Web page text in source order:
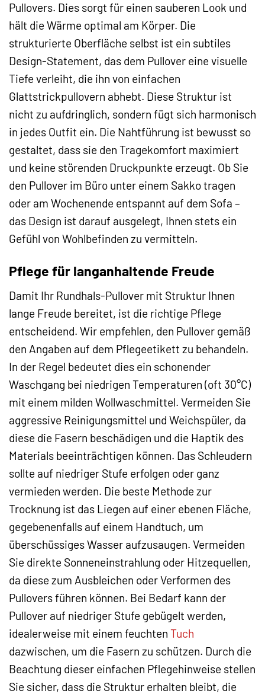
Pullovers. Dies sorgt für einen sauberen Look und
hält die Wärme optimal am Körper. Die
strukturierte Oberfläche selbst ist ein subtiles
Design-Statement, das dem Pullover eine visuelle
Tiefe verleiht, die ihn von einfachen
Glattstrickpullovern abhebt. Diese Struktur ist
nicht zu aufdringlich, sondern fügt sich harmonisch
in jedes Outfit ein. Die Nahtführung ist bewusst so
gestaltet, dass sie den Tragekomfort maximiert
und keine störenden Druckpunkte erzeugt. Ob Sie
den Pullover im Büro unter einem Sakko tragen
oder am Wochenende entspannt auf dem Sofa –
das Design ist darauf ausgelegt, Ihnen stets ein
Gefühl von Wohlbefinden zu vermitteln.
Pflege für langanhaltende Freude
Damit Ihr Rundhals-Pullover mit Struktur Ihnen
lange Freude bereitet, ist die richtige Pflege
entscheidend. Wir empfehlen, den Pullover gemäß
den Angaben auf dem Pflegeetikett zu behandeln.
In der Regel bedeutet dies ein schonender
Waschgang bei niedrigen Temperaturen (oft 30°C)
mit einem milden Wollwaschmittel. Vermeiden Sie
aggressive Reinigungsmittel und Weichspüler, da
diese die Fasern beschädigen und die Haptik des
Materials beeinträchtigen können. Das Schleudern
sollte auf niedriger Stufe erfolgen oder ganz
vermieden werden. Die beste Methode zur
Trocknung ist das Liegen auf einer ebenen Fläche,
gegebenenfalls auf einem Handtuch, um
überschüssiges Wasser aufzusaugen. Vermeiden
Sie direkte Sonneneinstrahlung oder Hitzequellen,
da diese zum Ausbleichen oder Verformen des
Pullovers führen können. Bei Bedarf kann der
Pullover auf niedriger Stufe gebügelt werden,
idealerweise mit einem feuchten Tuch
dazwischen, um die Fasern zu schützen. Durch die
Beachtung dieser einfachen Pflegehinweise stellen
Sie sicher, dass die Struktur erhalten bleibt, die